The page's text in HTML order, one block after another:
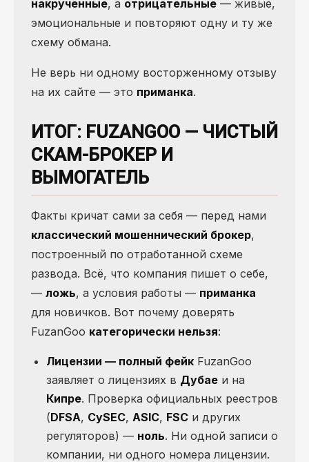
накрученные, а отрицательные — живые,
эмоциональные и повторяют одну и ту же
схему обмана.
Не верь ни одному восторженному отзыву
на их сайте — это приманка.
ИТОГ: FUZANGOO — ЧИСТЫЙ
СКАМ-БРОКЕР И
ВЫМОГАТЕЛЬ
Факты кричат сами за себя — перед нами
классический мошеннический брокер,
построенный по отработанной схеме
развода. Всё, что компания пишет о себе,
— ложь, а условия работы — приманка
для новичков. Вот почему доверять
FuzanGoo категорически нельзя:
Лицензии — полный фейк FuzanGoo
заявляет о лицензиях в Дубае и на
Кипре. Проверка официальных реестров
(DFSA, CySEC, ASIC, FSC и других
регуляторов) — ноль. Ни одной записи о
компании, ни одного номера лицензии.